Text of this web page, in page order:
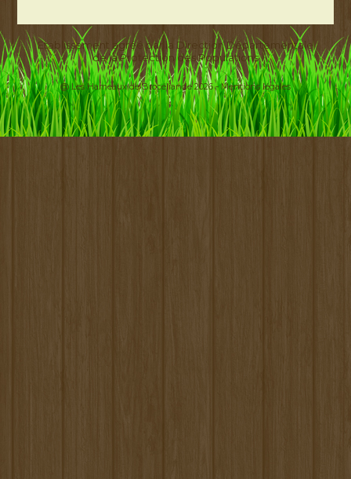
Etablissement agréé par la Direction Départementale
de la Protection des Populations
@ Les Hameaux de Brocéliande 2026 -Mentions légales